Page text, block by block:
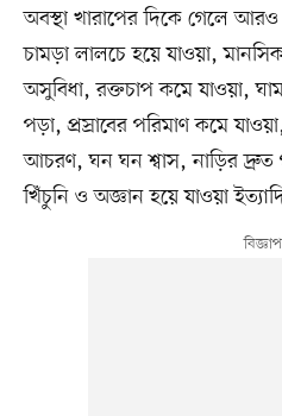
অবস্থা খারাপের দিকে গেলে
চামড়া লালচে হয়ে যাওয়া,
অসুবিধা, রক্তচাপ কমে যাওয়া,
পড়া, প্রস্রাবের পরিমাণ কমে
আচরণ, ঘন ঘন শ্বাস, নাড়ির
খিঁচুনি ও অজ্ঞান হয়ে যাওয়া